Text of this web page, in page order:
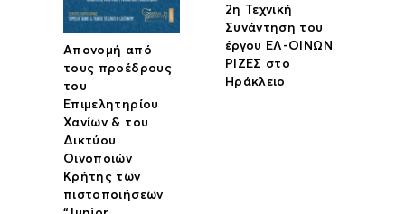
Απονομή από
τους προέδρους
του
Επιμελητηρίου
Χανίων & του
Δικτύου
Οινοποιών
Κρήτης των
πιστοποιήσεων
2η Τεχνική
Συνάντηση του
έργου ΕΛ-ΟΙΝΩΝ
ΡΙΖΕΣ στο
Ηράκλειο